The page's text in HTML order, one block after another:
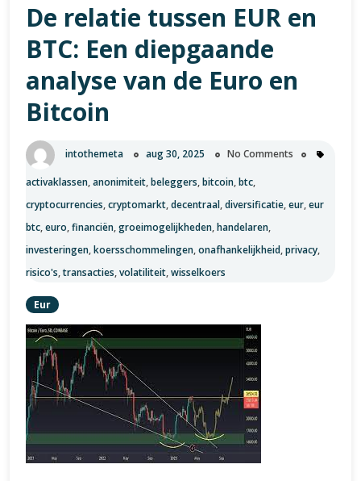
Gids
voor
Cryptocurrency
Omzetting
De relatie tussen EUR en
BTC: Een diepgaande
analyse van de Euro en
Bitcoin
intothemeta aug 30, 2025 No Comments
activaklassen,anonimiteit,beleggers,bitcoin,btc,
cryptocurrencies,cryptomarkt,decentraal,diversificatie,eur,eur
btc,euro,financiën,groeimogelijkheden,handelaren,
investeringen,koersschommelingen,onafhankelijkheid,privacy,
risico's,transacties,volatiliteit,wisselkoers
Eur